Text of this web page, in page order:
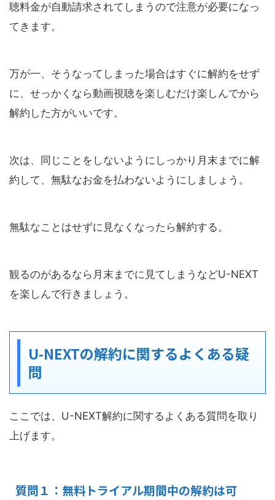
聴料金が自動請求されてしまうので注意が必要になっ
てきます。
万が一、そうなってしまった場合はすぐに解約をせず
に、せっかくなら動画視聴を楽しむだけ楽しんでから
解約した方がいいです。
次は、同じことをしないようにしっかり月末までに解
約して、無駄なお金を払わないようにしましょう。
無駄なことはせずに見なくなったら解約する。
観るのがあるなら月末までに見てしまうなどU-NEXT
を楽しんで行きましょう。
U-NEXTの解約に関するよくある疑
問
ここでは、U-NEXT解約に関するよくある質問を取り
上げます。
質問１：無料トライアル期間中の解約は可